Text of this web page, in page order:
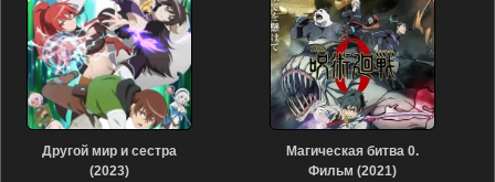
Другой мир и сестра
(2023)
Магическая битва 0.
Фильм (2021)